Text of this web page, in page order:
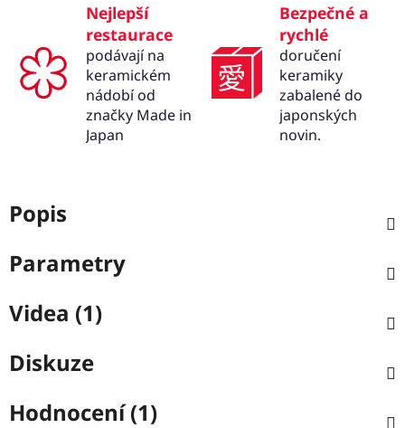
Nejlepší
restaurace
podávají na
keramickém
nádobí od
značky Made in
Japan
Bezpečné a
rychlé
doručení
keramiky
zabalené do
japonských
novin.
Popis
Parametry
Videa (1)
Diskuze
Hodnocení (1)